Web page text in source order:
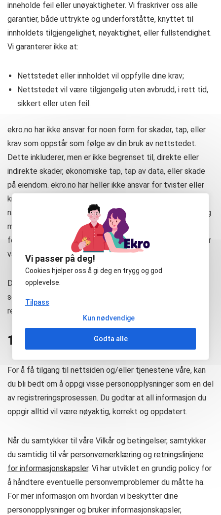
Vi passer på deg!
Cookies hjelper oss å gi deg en trygg og god
opplevelse.
Tilpass
Kun nødvendige
Godta alle
inneholde feil eller unøyaktigheter. Vi fraskriver oss alle
garantier, både uttrykte og underforståtte, knyttet til
innholdets tilgjengelighet, nøyaktighet, eller fullstendighet.
Vi garanterer ikke at:
Nettstedet eller innholdet vil oppfylle dine krav;
Nettstedet vil være tilgjengelig uten avbrudd, i rett tid,
sikkert eller uten feil.
ekro.no har ikke ansvar for noen form for skader, tap, eller
krav som oppstår som følge av din bruk av nettstedet.
Dette inkluderer, men er ikke begrenset til, direkte eller
indirekte skader, økonomiske tap, tap av data, eller skade
på eiendom. ekro.no har heller ikke ansvar for tvister eller
krav som oppstår mellom deg og tredjeparter, inkludert
næringsdrivende, andre brukere, offentlige myndigheter, og
mot oss som følge av din bruk av Tjenesten. Du er også
forpliktet til å følge gjeldende lover og regler når du bruker
våre tjenester.
Du skal holde Ekro AS skadesløs for ethvert krav og tvist
som oppstår mellom deg og tredjeparter, samt for krav
rettet mot oss som følge av din bruk av tjenesten.
11. Personvern
For å få tilgang til nettsiden og/eller tjenestene våre, kan
du bli bedt om å oppgi visse personopplysninger som en del
av registreringsprosessen. Du godtar at all informasjon du
oppgir alltid vil være nøyaktig, korrekt og oppdatert.
Når du samtykker til våre Vilkår og betingelser, samtykker
du samtidig til vår personvernerklæring og retningslinjene
for informasjonskapsler. Vi har utviklet en grundig policy for
å håndtere eventuelle personvernproblemer du måtte ha.
For mer informasjon om hvordan vi beskytter dine
personopplysninger og bruker informasjonskapsler,